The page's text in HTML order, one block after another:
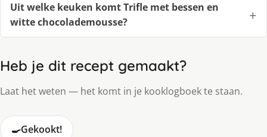
Uit welke keuken komt Trifle met bessen en
witte chocolademousse?
Heb je dit recept gemaakt?
Laat het weten — het komt in je kooklogboek te staan.
🍳Gekookt!